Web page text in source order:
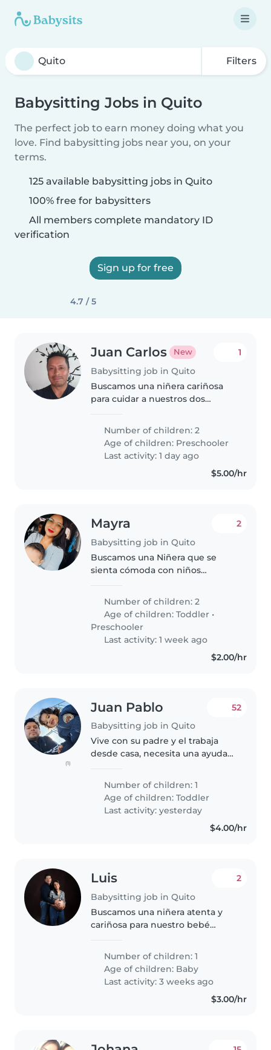
Filters
Babysitting Jobs in Quito
The perfect job to earn money doing what you
love. Find babysitting jobs near you, on your
terms.
125 available babysitting jobs in Quito
100% free for babysitters
All members complete mandatory ID
verification
Sign up for free
4.7 / 5
Juan Carlos New
Babysitting job in Quito
1
Buscamos una niñera cariñosa
para cuidar a nuestros dos
de energía y con mucha
curiosidad. Idealmente, que
disfrute de actividades al aire
libre y deportes...
Number of children: 2
Age of children: Preschooler
Last activity: 1 day ago
$5.00/hr
Mayra
Babysitting job in Quito
2
Buscamos una Niñera que se
sienta cómoda con niños
buscamos alguien responsable
que cuide de nuestros dos
pequeños,..
Number of children: 2
Age of children:Toddler •
Preschooler
Last activity: 1 week ago
$2.00/hr
(1)
Juan Pablo
Babysitting job in Quito
52
Vive con su padre y el trabaja
desde casa, necesita una ayuda
del niño. Busco una persona con
experiencia comprobable en
alimentación infantil
*indispensable..
Number of children: 1
Age of children:Toddler
Last activity: yesterday
$4.00/hr
Luis
Babysitting job in Quito
2
Buscamos una niñera atenta y
cariñosa para nuestro bebé
Necesitamos alguien que pueda
cuidarlo en casa. ¡Contáctanos
para conocernos!
Number of children: 1
Age of children: Baby
Last activity: 3 weeks ago
$3.00/hr